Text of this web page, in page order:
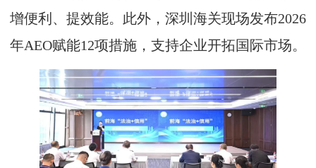
增便利、提效能。此外，深圳海关现场发布2026
年AEO赋能12项措施，支持企业开拓国际市场。